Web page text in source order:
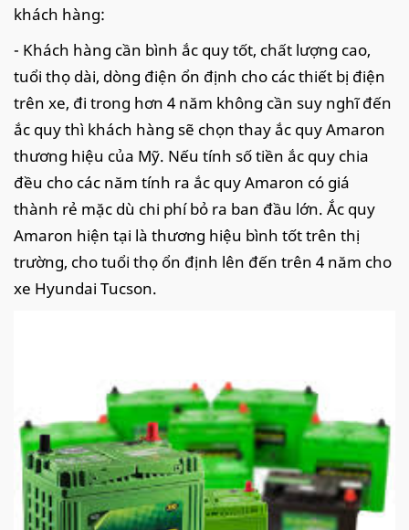
khách hàng:
- Khách hàng cần bình ắc quy tốt, chất lượng cao,
tuổi thọ dài, dòng điện ổn định cho các thiết bị điện
trên xe, đi trong hơn 4 năm không cần suy nghĩ đến
ắc quy thì khách hàng sẽ chọn thay ắc quy Amaron
thương hiệu của Mỹ. Nếu tính số tiền ắc quy chia
đều cho các năm tính ra ắc quy Amaron có giá
thành rẻ mặc dù chi phí bỏ ra ban đầu lớn. Ắc quy
Amaron hiện tại là thương hiệu bình tốt trên thị
trường, cho tuổi thọ ổn định lên đến trên 4 năm cho
xe Hyundai Tucson.